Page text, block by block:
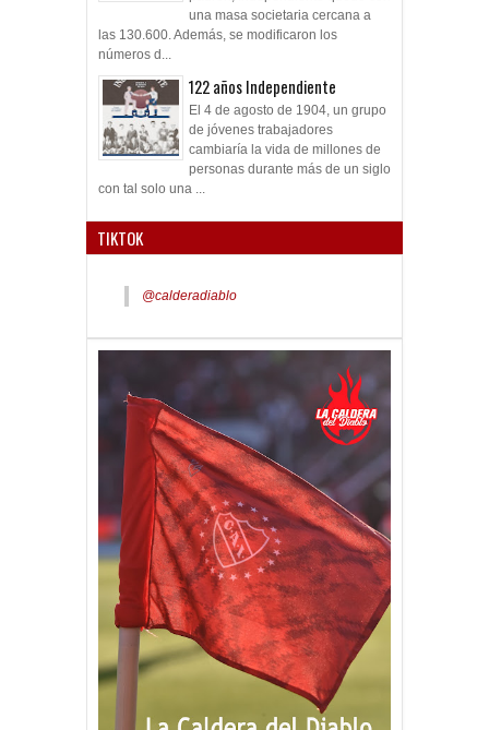
una masa societaria cercana a
las 130.600. Además, se modificaron los
números d...
122 años Independiente
El 4 de agosto de 1904, un grupo
de jóvenes trabajadores
cambiaría la vida de millones de
personas durante más de un siglo
con tal solo una ...
TIKTOK
@calderadiablo